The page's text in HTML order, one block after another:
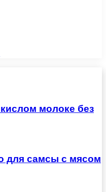
молоке без
для самсы с мясом